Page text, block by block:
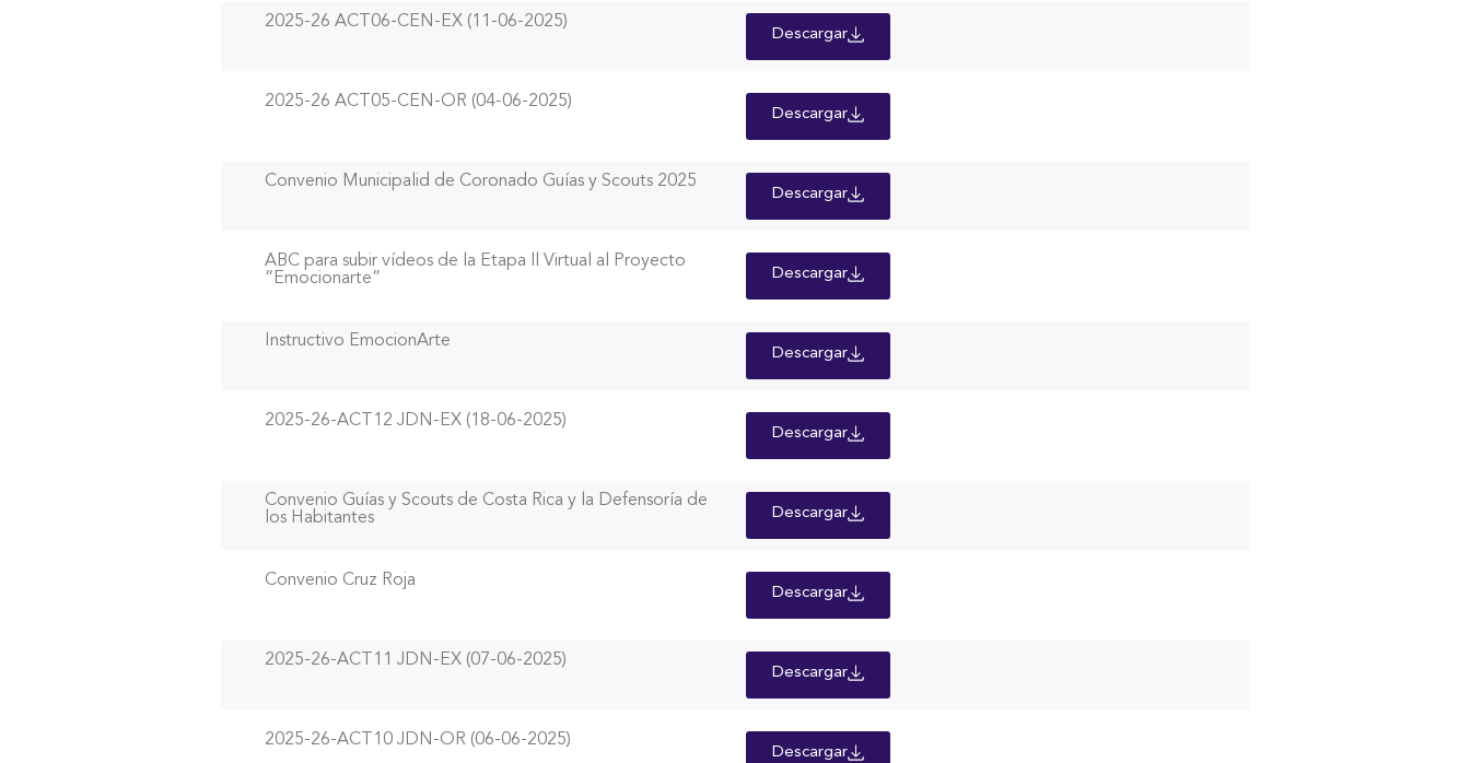
2025-26 ACT06-CEN-EX (11-06-2025)
Descargar
2025-26 ACT05-CEN-OR (04-06-2025)
Descargar
Convenio Municipalid de Coronado Guías y Scouts 2025
Descargar
ABC para subir vídeos de la Etapa ll Virtual al Proyecto
“Emocionarte”
Descargar
Instructivo EmocionArte
Descargar
2025-26-ACT12 JDN-EX (18-06-2025)
Descargar
Convenio Guías y Scouts de Costa Rica y la Defensoría de
los Habitantes
Descargar
Convenio Cruz Roja
Descargar
2025-26-ACT11 JDN-EX (07-06-2025)
Descargar
2025-26-ACT10 JDN-OR (06-06-2025)
Descargar